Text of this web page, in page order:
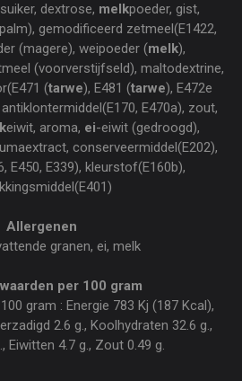
dextrose, melkpoeder, gist,
gemodificeerd zetmeel(E1422,
(magere), weipoeder (melk),
(voorverstijfseld), maltodextrine,
(tarwe), E481 (tarwe), E472e
E470a), zout,
eiwit, aroma, ei-eiwit (gedroogd),
conserveermiddel(E202),
E450, E339), kleurstof(E160b),
Allergenen
granen, ei, melk
per 100 gram
gram : Energie 783 Kj (187 Kcal),
2.6 g., Koolhydraten 32.6 g.,
Eiwitten 4.7 g., Zout 0.49 g.